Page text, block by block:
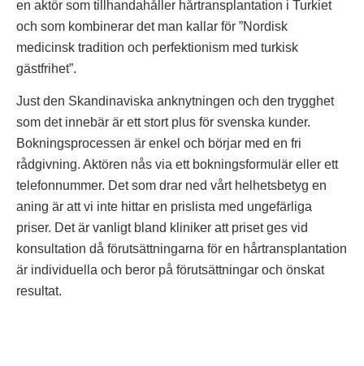
en aktör som tillhandahåller hårtransplantation i Turkiet
och som kombinerar det man kallar för ”Nordisk
medicinsk tradition och perfektionism med turkisk
gästfrihet”.
Just den Skandinaviska anknytningen och den trygghet
som det innebär är ett stort plus för svenska kunder.
Bokningsprocessen är enkel och börjar med en fri
rådgivning. Aktören nås via ett bokningsformulär eller ett
telefonnummer. Det som drar ned vårt helhetsbetyg en
aning är att vi inte hittar en prislista med ungefärliga
priser. Det är vanligt bland kliniker att priset ges vid
konsultation då förutsättningarna för en hårtransplantation
är individuella och beror på förutsättningar och önskat
resultat.